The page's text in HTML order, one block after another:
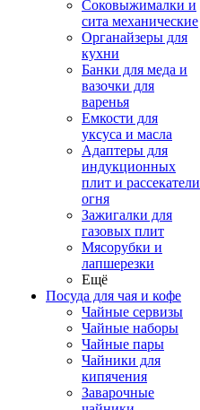
Соковыжималки и
сита механические
Органайзеры для
кухни
Банки для меда и
вазочки для
варенья
Емкости для
уксуса и масла
Адаптеры для
индукционных
плит и рассекатели
огня
Зажигалки для
газовых плит
Мясорубки и
лапшерезки
Ещё
Посуда для чая и кофе
Чайные сервизы
Чайные наборы
Чайные пары
Чайники для
кипячения
Заварочные